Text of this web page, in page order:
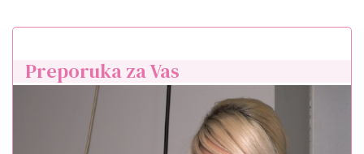
Preporuka za Vas